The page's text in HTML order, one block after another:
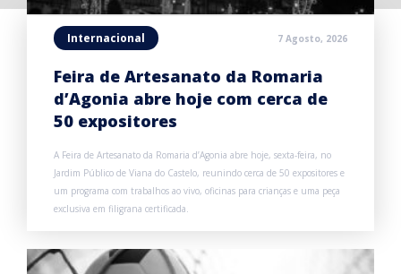
Internacional 7 Agosto, 2026
Feira de Artesanato da Romaria
d’Agonia abre hoje com cerca de
50 expositores
A Feira de Artesanato da Romaria d’Agonia abre hoje, sexta-feira, no
Jardim Público de Viana do Castelo, reunindo cerca de 50 expositores e
um programa com trabalhos ao vivo, oficinas para crianças e uma peça
exclusiva em filigrana certificada.